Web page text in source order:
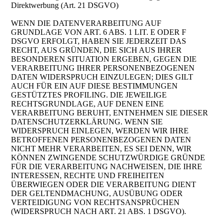
Direktwerbung (Art. 21 DSGVO)
WENN DIE DATENVERARBEITUNG AUF
GRUNDLAGE VON ART. 6 ABS. 1 LIT. E ODER F
DSGVO ERFOLGT, HABEN SIE JEDERZEIT DAS
RECHT, AUS GRÜNDEN, DIE SICH AUS IHRER
BESONDEREN SITUATION ERGEBEN, GEGEN DIE
VERARBEITUNG IHRER PERSONENBEZOGENEN
DATEN WIDERSPRUCH EINZULEGEN; DIES GILT
AUCH FÜR EIN AUF DIESE BESTIMMUNGEN
GESTÜTZTES PROFILING. DIE JEWEILIGE
RECHTSGRUNDLAGE, AUF DENEN EINE
VERARBEITUNG BERUHT, ENTNEHMEN SIE DIESER
DATENSCHUTZERKLÄRUNG. WENN SIE
WIDERSPRUCH EINLEGEN, WERDEN WIR IHRE
BETROFFENEN PERSONENBEZOGENEN DATEN
NICHT MEHR VERARBEITEN, ES SEI DENN, WIR
KÖNNEN ZWINGENDE SCHUTZWÜRDIGE GRÜNDE
FÜR DIE VERARBEITUNG NACHWEISEN, DIE IHRE
INTERESSEN, RECHTE UND FREIHEITEN
ÜBERWIEGEN ODER DIE VERARBEITUNG DIENT
DER GELTENDMACHUNG, AUSÜBUNG ODER
VERTEIDIGUNG VON RECHTSANSPRÜCHEN
(WIDERSPRUCH NACH ART. 21 ABS. 1 DSGVO).